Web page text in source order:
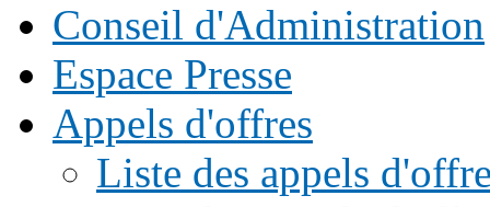
Conseil d'Administration
Espace Presse
Appels d'offres
Liste des appels